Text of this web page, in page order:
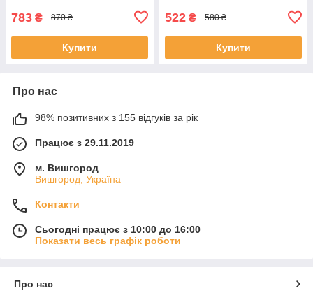
783 ₴ 870 ₴
Купити
522 ₴ 580 ₴
Купити
Про нас
98% позитивних з 155 відгуків за рік
Працює з 29.11.2019
м. Вишгород
Вишгород, Україна
Контакти
Сьогодні працює з 10:00 до 16:00
Показати весь графік роботи
Про нас